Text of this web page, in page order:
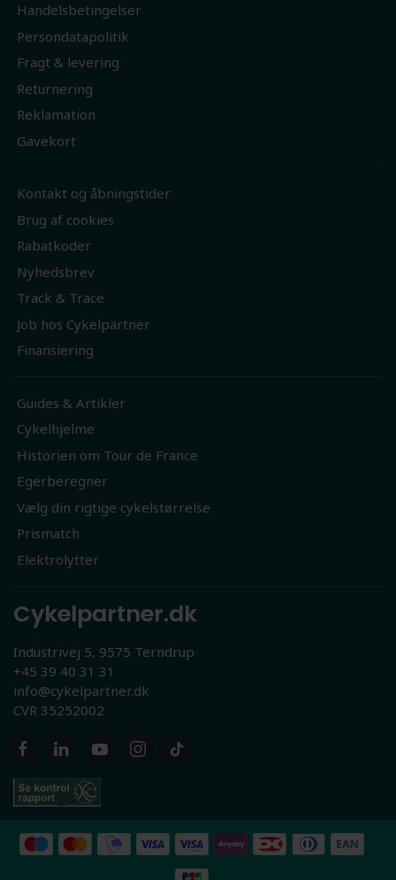
Handelsbetingelser
Persondatapolitik
Fragt & levering
Returnering
Reklamation
Gavekort
Kontakt og åbningstider
Brug af cookies
Rabatkoder
Nyhedsbrev
Track & Trace
Job hos Cykelpartner
Finansiering
Guides & Artikler
Cykelhjelme
Historien om Tour de France
Egerberegner
Vælg din rigtige cykelstørrelse
Prismatch
Elektrolytter
Cykelpartner.dk
Industrivej 5, 9575 Terndrup
+45 39 40 31 31
info@cykelpartner.dk
CVR 35252002